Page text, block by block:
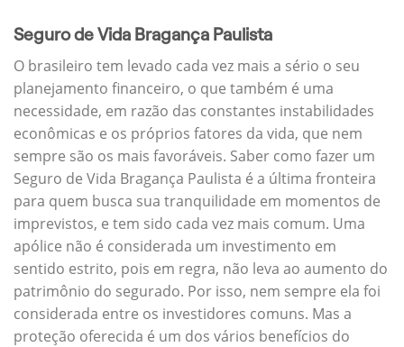
Seguro de Vida Bragança Paulista
O brasileiro tem levado cada vez mais a sério o seu
planejamento financeiro, o que também é uma
necessidade, em razão das constantes instabilidades
econômicas e os próprios fatores da vida, que nem
sempre são os mais favoráveis. Saber como fazer um
Seguro de Vida Bragança Paulista é a última fronteira
para quem busca sua tranquilidade em momentos de
imprevistos, e tem sido cada vez mais comum. Uma
apólice não é considerada um investimento em
sentido estrito, pois em regra, não leva ao aumento do
patrimônio do segurado. Por isso, nem sempre ela foi
considerada entre os investidores comuns. Mas a
proteção oferecida é um dos vários benefícios do